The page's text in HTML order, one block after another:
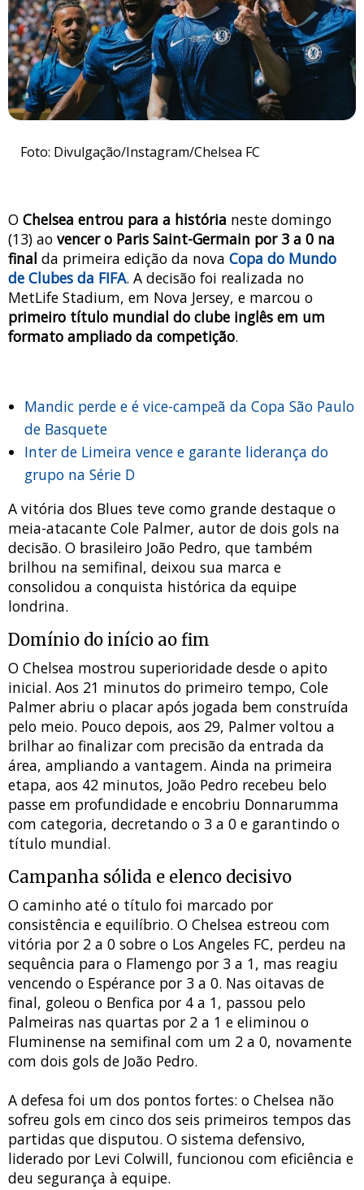
Foto: Divulgação/Instagram/Chelsea FC
O Chelsea entrou para a história neste domingo
(13) ao vencer o Paris Saint-Germain por 3 a 0 na
final da primeira edição da nova Copa do Mundo
de Clubes da FIFA. A decisão foi realizada no
MetLife Stadium, em Nova Jersey, e marcou o
primeiro título mundial do clube inglês em um
formato ampliado da competição.
Mandic perde e é vice-campeã da Copa São Paulo
de Basquete
Inter de Limeira vence e garante liderança do
grupo na Série D
A vitória dos Blues teve como grande destaque o
meia-atacante Cole Palmer, autor de dois gols na
decisão. O brasileiro João Pedro, que também
brilhou na semifinal, deixou sua marca e
consolidou a conquista histórica da equipe
londrina.
Domínio do início ao fim
O Chelsea mostrou superioridade desde o apito
inicial. Aos 21 minutos do primeiro tempo, Cole
Palmer abriu o placar após jogada bem construída
pelo meio. Pouco depois, aos 29, Palmer voltou a
brilhar ao finalizar com precisão da entrada da
área, ampliando a vantagem. Ainda na primeira
etapa, aos 42 minutos, João Pedro recebeu belo
passe em profundidade e encobriu Donnarumma
com categoria, decretando o 3 a 0 e garantindo o
título mundial.
Campanha sólida e elenco decisivo
O caminho até o título foi marcado por
consistência e equilíbrio. O Chelsea estreou com
vitória por 2 a 0 sobre o Los Angeles FC, perdeu na
sequência para o Flamengo por 3 a 1, mas reagiu
vencendo o Espérance por 3 a 0. Nas oitavas de
final, goleou o Benfica por 4 a 1, passou pelo
Palmeiras nas quartas por 2 a 1 e eliminou o
Fluminense na semifinal com um 2 a 0, novamente
com dois gols de João Pedro.
A defesa foi um dos pontos fortes: o Chelsea não
sofreu gols em cinco dos seis primeiros tempos das
partidas que disputou. O sistema defensivo,
liderado por Levi Colwill, funcionou com eficiência e
deu segurança à equipe.